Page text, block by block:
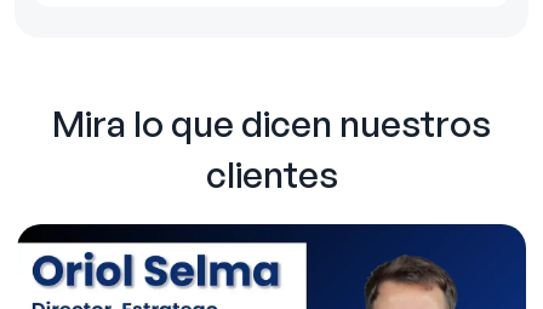
Mira lo que dicen nuestros
clientes